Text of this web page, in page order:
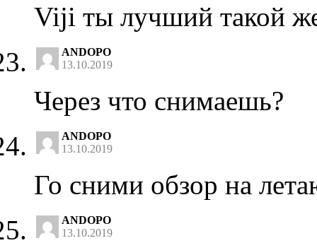
Viji ты лучший такой
ANDOPO
13.10.2019
Через что снимаешь?
ANDOPO
13.10.2019
Го сними обзор на
ANDOPO
13.10.2019